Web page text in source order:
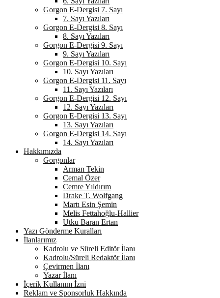
Gorgon E-Dergisi 7. Sayı
7. Sayı Yazıları
Gorgon E-Dergisi 8. Sayı
8. Sayı Yazıları
Gorgon E-Dergisi 9. Sayı
9. Sayı Yazıları
Gorgon E-Dergisi 10. Sayı
10. Sayı Yazıları
Gorgon E-Dergisi 11. Sayı
11. Sayı Yazıları
Gorgon E-Dergisi 12. Sayı
12. Sayı Yazıları
Gorgon E-Dergisi 13. Sayı
13. Sayı Yazıları
Gorgon E-Dergisi 14. Sayı
14. Sayı Yazıları
Hakkımızda
Gorgonlar
Arman Tekin
Cemal Özer
Cemre Yıldırım
Drake T. Wolfgang
Martı Esin Şemin
Melis Fettahoğlu-Hallier
Utku Baran Ertan
Yazı Gönderme Kuralları
İlanlarımız
Kadrolu ve Süreli Editör İlanı
Kadrolu/Süreli Redaktör İlanı
Çevirmen İlanı
Yazar İlanı
İçerik Kullanım İzni
Reklam ve Sponsorluk Hakkında